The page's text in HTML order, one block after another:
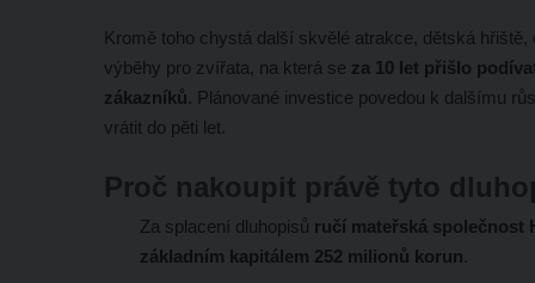
Kromě toho chystá další skvělé atrakce, dětská
výběhy pro zvířata, na která se za 10 let přišlo
zákazníků. Plánované investice povedou k dalšímu
vrátit do pěti let.
Proč nakoupit právě tyto
Za splacení dluhopisů ručí mateřská společnost
základním kapitálem 252 milionů korun.